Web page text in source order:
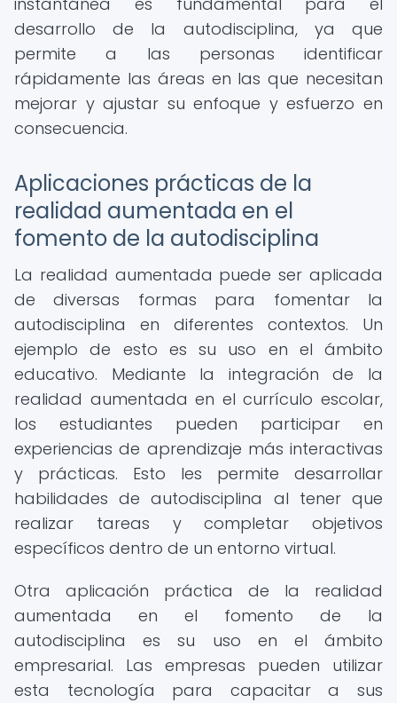
desarrollo de la autodisciplina, ya que
permite a las personas identificar
rápidamente las áreas en las que necesitan
mejorar y ajustar su enfoque y esfuerzo en
consecuencia.
Aplicaciones prácticas de la
realidad aumentada en el
fomento de la autodisciplina
La realidad aumentada puede ser aplicada
de diversas formas para fomentar la
autodisciplina en diferentes contextos. Un
ejemplo de esto es su uso en el ámbito
educativo. Mediante la integración de la
realidad aumentada en el currículo escolar,
los estudiantes pueden participar en
experiencias de aprendizaje más interactivas
y prácticas. Esto les permite desarrollar
habilidades de autodisciplina al tener que
realizar tareas y completar objetivos
específicos dentro de un entorno virtual.
Otra aplicación práctica de la realidad
aumentada en el fomento de la
autodisciplina es su uso en el ámbito
empresarial. Las empresas pueden utilizar
esta tecnología para capacitar a sus